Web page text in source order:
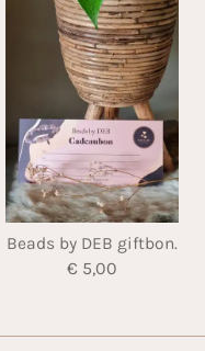
Beads by DEB giftbon.
€ 5,00